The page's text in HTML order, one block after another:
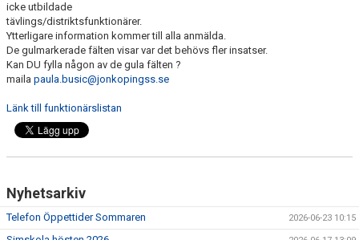
PRIVATLEKTIONER
BOKNING SIMSKOLA
WEBSHOP
icke utbildade
tävlings/distriktsfunktionärer.
Ytterligare information kommer till alla anmälda.
De gulmarkerade fälten visar var det behövs fler insatser.
Kan DU fylla någon av de gula fälten ?
maila paula.busic@jonkopingss.se
Länk till funktionärslistan
Nyhetsarkiv
Telefon Öppettider Sommaren 2026-06-23 10:15